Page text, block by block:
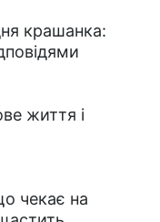
крашанка:
життя і
чекає на